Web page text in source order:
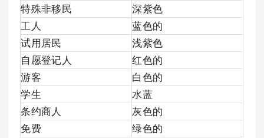
特殊非移民
深紫色
工人
蓝色的
试用居民
浅紫色
自愿登记人
红色的
游客
白色的
学生
水蓝
条约商人
灰色的
免费
绿色的